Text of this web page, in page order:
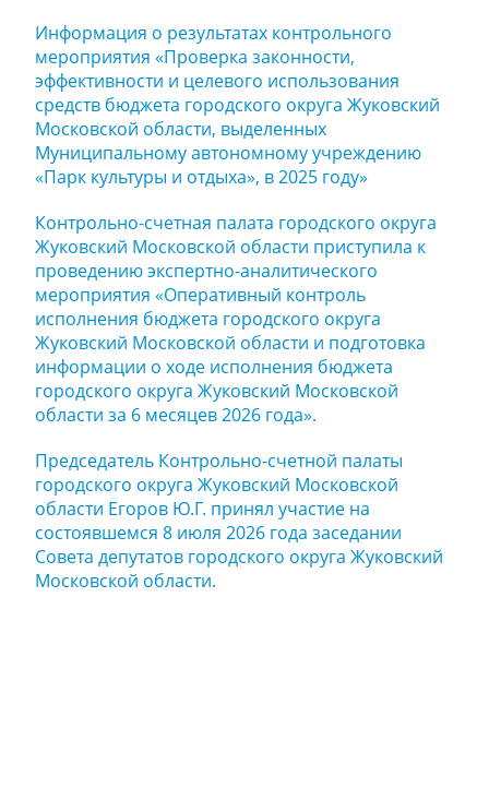
Информация о результатах контрольного
мероприятия «Проверка законности,
эффективности и целевого использования
средств бюджета городского округа Жуковский
Московской области, выделенных
Муниципальному автономному учреждению
«Парк культуры и отдыха», в 2025 году»
Контрольно-счетная палата городского округа
Жуковский Московской области приступила к
проведению экспертно-аналитического
мероприятия «Оперативный контроль
исполнения бюджета городского округа
Жуковский Московской области и подготовка
информации о ходе исполнения бюджета
городского округа Жуковский Московской
области за 6 месяцев 2026 года».
Председатель Контрольно-счетной палаты
городского округа Жуковский Московской
области Егоров Ю.Г. принял участие на
состоявшемся 8 июля 2026 года заседании
Совета депутатов городского округа Жуковский
Московской области.